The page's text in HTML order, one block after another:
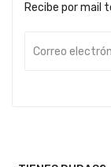
Recibe por mail